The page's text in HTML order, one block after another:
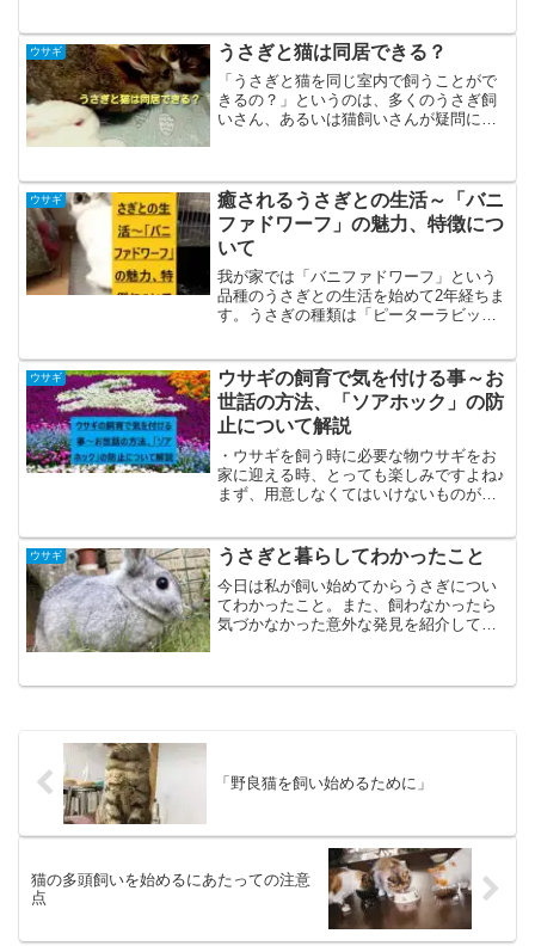
けどこれは食べられるものなのかなと不
安になることもあるかと思...
ウサギ うさぎと猫は同居できる？
「うさぎと猫を同じ室内で飼うことがで
きるの？」というのは、多くのうさぎ飼
いさん、あるいは猫飼いさんが疑問に思
ぎと猫が同居することは、...
ウサギ
癒されるうさぎとの生活～「バニ
ファドワーフ」の魅力、特徴につ
いて
我が家では「バニファドワーフ」という
品種のうさぎとの生活を始めて2年経ちま
す。うさぎの種類は「ピーターラビッ
ファドワーフ」の魅力をお伝えしたいと
思います。１.うさぎを飼...
ウサギ
ウサギの飼育で気を付ける事～お
世話の方法、「ソアホック」の防
止について解説
・ウサギを飼う時に必要な物ウサギをお
家に迎える時、とっても楽しみですよね♪
まず、用意しなくてはいけないものがあ
器などがセットになって売っているお得
な物が量販店にあるので...
ウサギ うさぎと暮らしてわかったこと
今日は私が飼い始めてからうさぎについ
てわかったこと。また、飼わなかったら
気づかなかった意外な発見を紹介してい
「野良猫を飼い始めるために」
猫の多頭飼いを始めるにあたっての注意
点